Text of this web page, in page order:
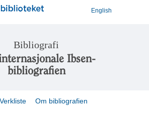
English
Bibliografi
Ibsen-
bibliografien
Verkliste Om bibliografien